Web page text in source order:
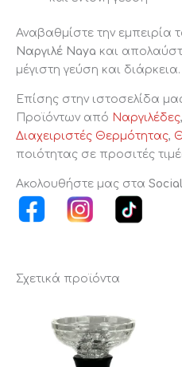
Αναβαθμίστε την εμπειρία
Ναργιλέ Naya και
μέγιστη γεύση και διάρκεια.
Επίσης στην ιστοσελίδα
Προϊόντων από Ναργιλέδες,
Διαχειριστές Θερμότητας,
ποιότητας σε προσιτές
Ακολουθήστε μας στα
Σχετικά προϊόντα